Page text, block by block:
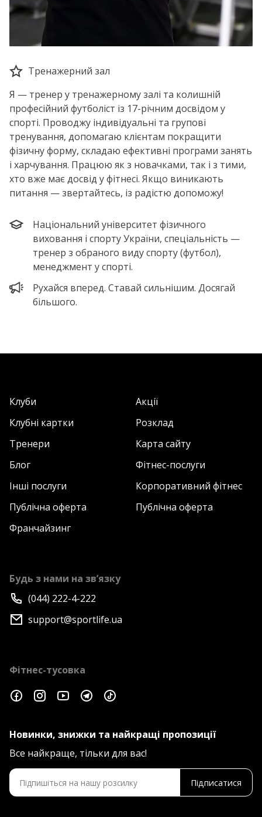
Тренажерний зал
Я — тренер у тренажерному залі та колишній
професійний футболіст із 17-річним досвідом у
спорті. Проводжу індивідуальні та групові
тренування, допомагаю клієнтам покращити
фізичну форму, складаю ефективні програми занять
і харчування. Працюю як з новачками, так і з тими,
хто вже має досвід у фітнесі. Якщо виникають
питання — звертайтесь, із радістю допоможу!
Національний університет фізичного
виховання і спорту України, спеціальність —
тренер з обраного виду спорту (футбол),
менеджмент у спорті.
Рухайся вперед. Ставай сильнішим. Досягай
більшого.
Клуби
Акції
Клубні картки
Розклад
Тренери
Карта сайту
Блог
Фітнес-послуги
Інші послуги
Корпоративний фітнес
Публічна оферта
Публічна оферта
Франчайзинг
Будь з нами на зв’язку
(044) 222-4-222
support@sportlife.ua
Фітнес-тусовка
Новинки, знижки та найкращі пропозиції
Все найкраще, тільки для вас!
Підписатися